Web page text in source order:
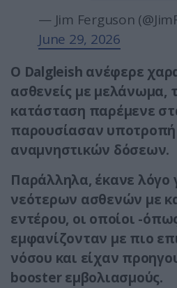
— Jim Ferguson
June 29, 2026
Ο Dalgleish ανέφερε
ασθενείς με μελάνωμα,
κατάσταση παρέμενε
παρουσίασαν
αναμνηστικών δόσεων.
Παράλληλα, έκανε λόγο
νεότερων ασθενών με
εντέρου, οι οποίοι -
εμφανίζονταν με πιο
νόσου και είχαν
booster εμβολιασμούς.